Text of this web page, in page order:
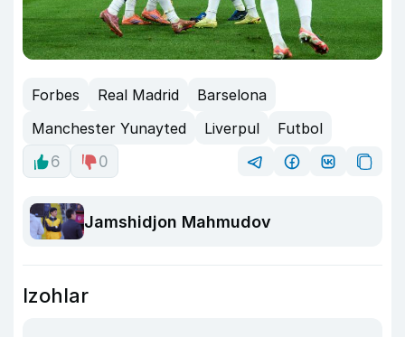
Forbes Real Madrid
Barselona
Manchester Yunayted
Liverpul
Futbol
6
0
Jamshidjon Mahmudov
Izohlar